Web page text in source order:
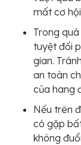
mất cơ
Trong
tuyệt đối
gian.
an toàn
của hang
Nếu trên
có gặp
không